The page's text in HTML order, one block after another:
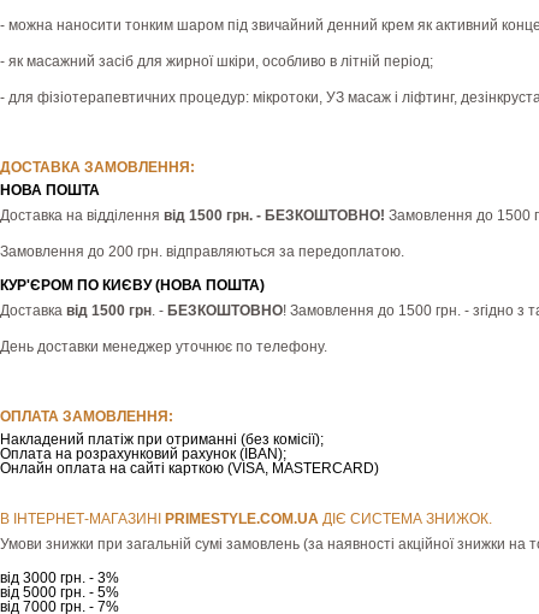
- можна наносити тонким шаром під звичайний денний крем як активний
- як масажний засіб для жирної шкіри, особливо в літній період;
- для фізіотерапевтичних процедур: мікротоки, УЗ масаж і ліфтинг,
ДОСТАВКА ЗАМОВЛЕННЯ:
НОВА ПОШТА
Доставка на відділення від 1500 грн. - БЕЗКОШТОВНО! Замовлення до 1500
Замовлення до 200 грн. відправляються за передоплатою.
КУР'ЄРОМ ПО КИЄВУ (НОВА ПОШТА)
Доставка від 1500 грн. - БЕЗКОШТОВНО! Замовлення до 1500 грн. - згідно
День доставки менеджер уточнює по телефону.
ОПЛАТА ЗАМОВЛЕННЯ:
Накладений платіж при отриманні (без комісії);
Оплата на розрахунковий рахунок (IBAN);
Онлайн оплата на сайті карткою (VISA, MASTERCARD)
В ІНТЕРНЕТ-МАГАЗИНІ РRIMESTYLE.COM.UA ДІЄ СИСТЕМА ЗНИЖОК.
Умови знижки при загальній сумі замовлень (за наявності акційної знижки на
від 3000 грн. - 3%
від 5000 грн. - 5%
від 7000 грн. - 7%